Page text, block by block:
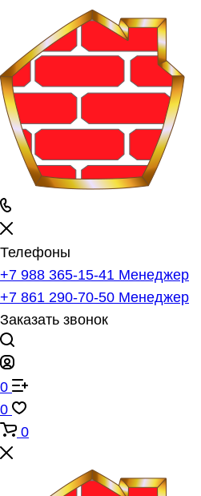
Телефоны
+7 988 365-15-41 Менеджер
+7 861 290-70-50 Менеджер
Заказать звонок
0
0
0